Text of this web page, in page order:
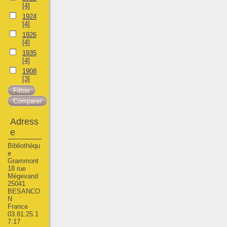
[4]
1924
[4]
1926
[4]
1935
[4]
1908
[3]
Adress
e
Bibliothèqu
e
Grammont
18 rue
Mégevand
25041
BESANCO
N
France
03.81.25.1
7.17